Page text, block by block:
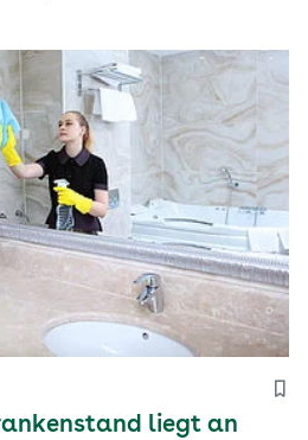
liegt an